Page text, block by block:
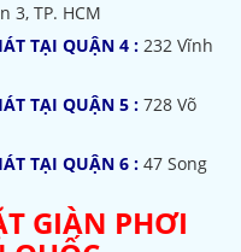
3, TP. HCM
TẠI QUẬN 4 : 232 Vĩnh
TẠI QUẬN 5 : 728 Võ
TẠI QUẬN 6 : 47 Song
GIÀN PHƠI